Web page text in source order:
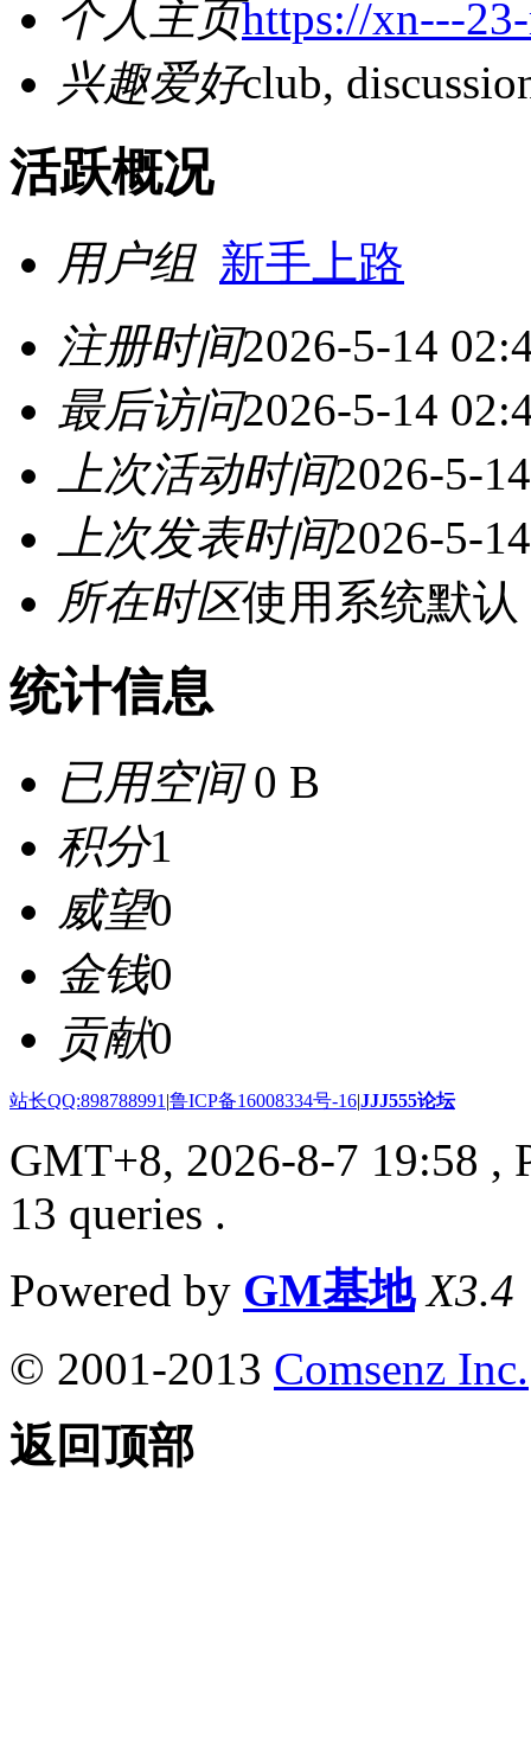
个人主页https://xn---
兴趣爱好club,
活跃概况
用户组 新手上路
注册时间2026-5-14
最后访问2026-5-14
上次活动时间2026-5-
上次发表时间2026-5-
所在时区使用系统默认
统计信息
已用空间0 B
积分1
威望0
金钱0
贡献0
站长QQ:898788991 |鲁ICP备16008334号-16|JJJ555论坛
GMT+8, 2026-8-7 19:58 ,
13 queries .
Powered by GM基地 X3.4
© 2001-2013 Comsenz Inc.
返回顶部